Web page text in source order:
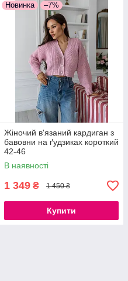
Новинка –7%
Жіночий в'язаний кардиган з
бавовни на ґудзиках короткий
42-46
В наявності
1 349 ₴ 1 450 ₴
Купити